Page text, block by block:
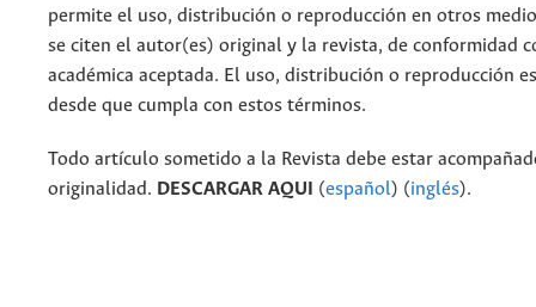
permite el uso, distribución o reproducción en otros
se citen el autor(es) original y la revista, de conformidad
académica aceptada. El uso, distribución o reproducción
desde que cumpla con estos términos.
Todo artículo sometido a la Revista debe estar
originalidad. DESCARGAR AQUI (español) (inglés).